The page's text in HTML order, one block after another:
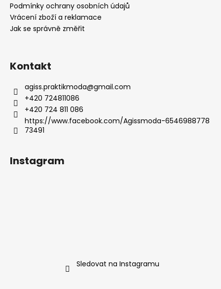
Podmínky ochrany osobních údajů
Vrácení zboží a reklamace
Jak se správně změřit
Kontakt
agiss.praktikmoda@gmail.com
+420 724811086
+420 724 811 086
https://www.facebook.com/Agissmoda-6546988778
73491
Instagram
Sledovat na Instagramu